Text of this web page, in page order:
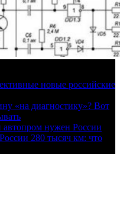
новые российские
«на диагностику»? Вот
нужен России
280 тысяч км: что